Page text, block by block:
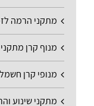
מתקני הרמה
מנוף קרן
מנופי קרן
מתקני שינוע